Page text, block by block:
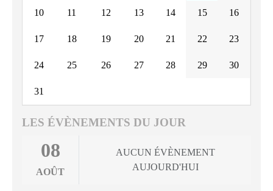
10 11 12 13 14 15 16
17 18 19 20 21 22 23
24 25 26 27 28 29 30
31
LES ÉVÈNEMENTS DU JOUR
08
AOÛT
AUCUN ÉVÈNEMENT
AUJOURD'HUI